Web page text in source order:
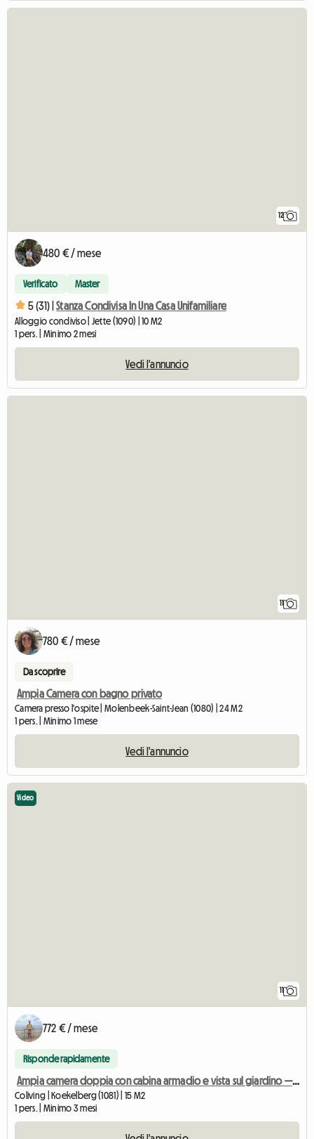
12
480 € / mese
Verificato Master
5 (31) | Stanza Condivisa In Una Casa Unifamiliare
Alloggio condiviso | Jette (1090) | 10 M2
1 pers. | Minimo 2 mesi
Vedi l'annuncio
11
780 € / mese
Da scoprire
Ampia Camera con bagno privato
Camera presso l'ospite | Molenbeek-Saint-Jean (1080) | 24 M2
1 pers. | Minimo 1 mese
Vedi l'annuncio
11
Video
772 € / mese
Risponde rapidamente
Ampia camera doppia con cabina armadio e vista sul giardino — Koekelber
Coliving | Koekelberg (1081) | 15 M2
1 pers. | Minimo 3 mesi